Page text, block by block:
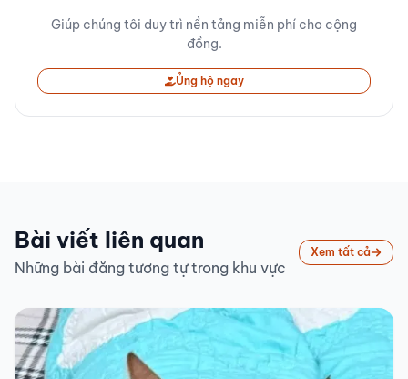
Giúp chúng tôi duy trì nền tảng miễn phí cho cộng
đồng.
Ủng hộ ngay
Bài viết liên quan
Những bài đăng tương tự trong khu vực
Xem tất cả